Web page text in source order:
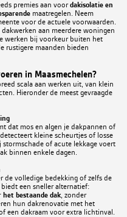
premies aan voordakisolatie en
maatregelen. Neem
voor de actuele voorwaarden.
aan meerdere woningen
werken bij voorkeur buiten het
rustigere maanden bieden
in Maasmechelen?
scala aan werken uit, van klein
Hieronder de meest gevraagde
dat mos en algen je dakpannen of
detecteert kleine scheurtjes of losse
of acute lekkage voert
binnen enkele dagen.
de volledige bedekking of zelfs de
een sneller alternatief:
het bestaande dak, zonder
hun dakrenovatie met het
een dakraam voor extra lichtinval.